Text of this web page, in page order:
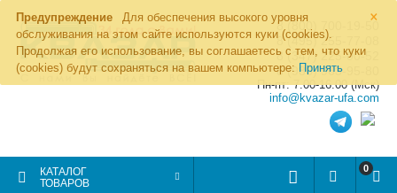
×
Предупреждение
Для обеспечения высокого уровня
обслуживания на этом сайте используются куки (cookies).
Продолжая его использование, вы соглашаетесь с тем, что куки
(cookies) будут сохраняться на вашем компьютере: Принять
8 (800) 700-19-50
8 (495) 255-77-08
8 (347) 225-00-52
8 (986) 963-95-80
Пн-пт: 7.00-16.00 (Мск)
info@kvazar-ufa.com
КАТАЛОГ
ТОВАРОВ
0